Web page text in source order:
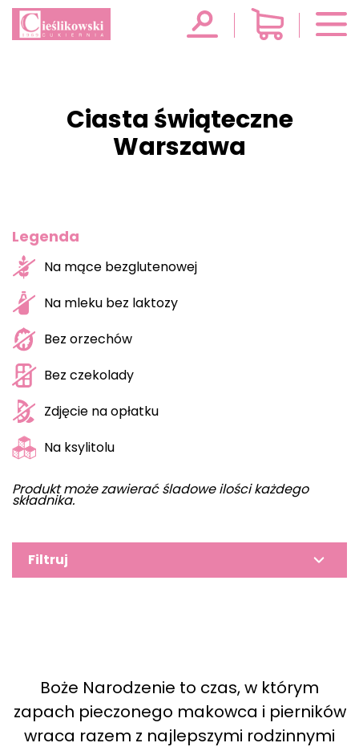
Ciasta świąteczne
Warszawa
Legenda
Na mące bezglutenowej
Na mleku bez laktozy
Bez orzechów
Bez czekolady
Zdjęcie na opłatku
Na ksylitolu
Produkt może zawierać śladowe ilości każdego
składnika.
Filtruj
Boże Narodzenie to czas, w którym
zapach pieczonego makowca i pierników
wraca razem z najlepszymi rodzinnymi